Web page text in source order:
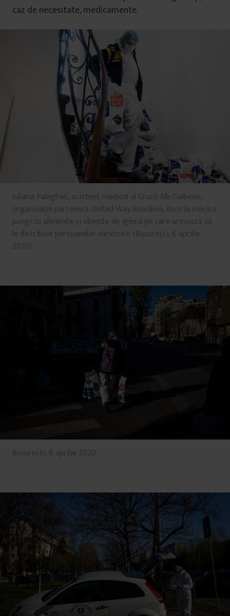
caz de necesitate, medicamente.
Iuliana Palaghiei, asistent medical al Crucii Alb-Galbene,
organizație parteneră United Way România, duce la mașină
pungi cu alimente și obiecte de igienă pe care urmează să
le distribuie persoanelor vârstnice. (București, 6 aprilie
2020)
București, 6 aprilie 2020